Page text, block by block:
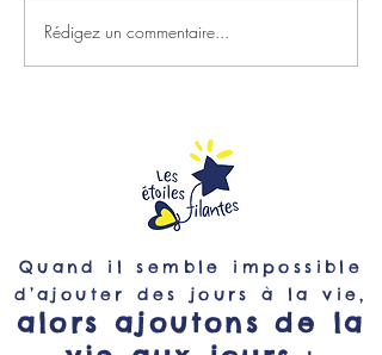
Rejoignez le Club Strava
2500 voix !
Rédigez un commentaire...
Quand il semble impossible
d’ajouter des jours à la vie,
alors ajoutons de la